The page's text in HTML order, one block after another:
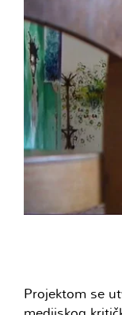
Projektom se